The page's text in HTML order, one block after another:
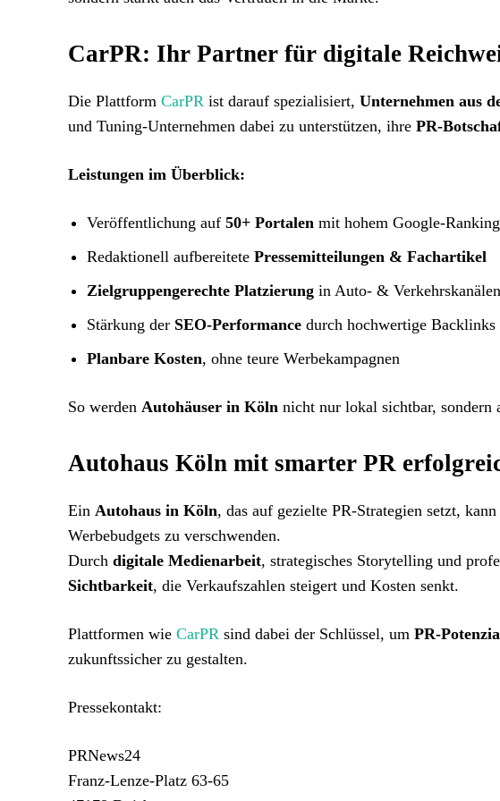
CarPR: Ihr Partner für digitale
Die Plattform CarPR ist darauf spezialisiert, Unternehmen aus
und Tuning-Unternehmen dabei zu unterstützen, ihre PR-
Leistungen im Überblick:
Veröffentlichung auf 50+ Portalen mit hohem Google-Ranking
Redaktionell aufbereitete Pressemitteilungen & Fachartikel
Zielgruppengerechte Platzierung in Auto- & Verkehrskanälen
Stärkung der SEO-Performance durch hochwertige Backlinks
Planbare Kosten, ohne teure Werbekampagnen
So werden Autohäuser in Köln nicht nur lokal sichtbar,
Autohaus Köln mit smarter PR
Ein Autohaus in Köln, das auf gezielte PR-Strategien setzt, kann
Werbebudgets zu verschwenden.
Durch digitale Medienarbeit, strategisches Storytelling und
Sichtbarkeit, die Verkaufszahlen steigert und Kosten senkt.
Plattformen wie CarPR sind dabei der Schlüssel, um PR-
zukunftssicher zu gestalten.
Pressekontakt:
PRNews24
Franz-Lenze-Platz 63-65